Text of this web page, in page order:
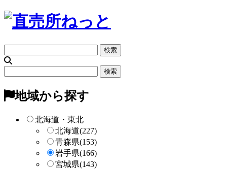
リ
索
ー
検
地域から探す
北海道・東北
北海道(227)
青森県(153)
岩手県(166)
宮城県(143)